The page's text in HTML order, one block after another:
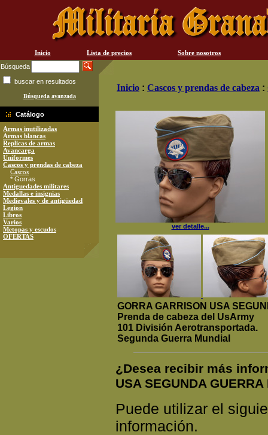
Inicio Lista de precios
Sobre nosotros
Búsqueda
buscar en resultados
Búsqueda avanzada
Catálogo
Armas inutilizadas
Armas blancas
Replicas de armas
Avancarga
Uniformes
Cascos y prendas de cabeza
Cascos
* Gorras
Antiguedades militares
Medallas e insignias
Medievales y de antigüedad
Legion
Libros
Varios
Metopas y escudos
OFERTAS
Inicio : Cascos y prendas de cabeza :
ver detalle...
GORRA GARRISON USA
Prenda de cabeza del UsArmy
101 División Aerotransportada.
Segunda Guerra Mundial
¿Desea recibir más
USA SEGUNDA
Puede utilizar el
información.